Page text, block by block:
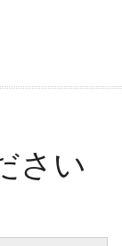
さい